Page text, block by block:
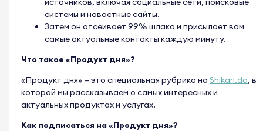
системы и новостные сайты.
Затем он отсеивает 99% шлака и присылает вам
самые актуальные контакты каждую минуту.
Что такое «Продукт дня»?
«Продукт дня» — это специальная рубрика на Shikari.do, в
которой мы рассказываем о самых интересных и
актуальных продуктах и услугах.
Как подписаться на «Продукт дня»?